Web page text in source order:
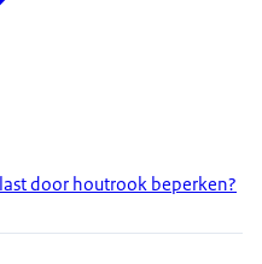
door houtrook beperken?